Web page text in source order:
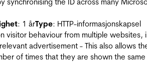
: 1 årType: HTTP-informasjonskapsel
visitor behaviour from multiple websites,
advertisement - This also allows
of times that they are shown the same